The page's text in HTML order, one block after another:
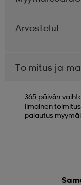
Arvostelut
Toimitus ja
365 päivän
Ilmainen
palautus